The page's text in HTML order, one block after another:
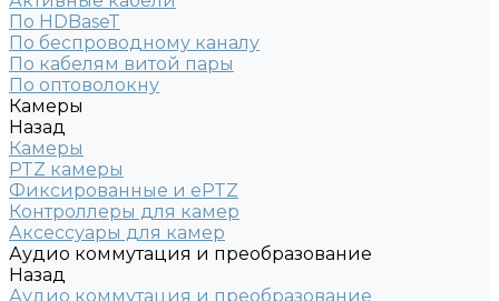
По HDBaseT
По беспроводному каналу
По кабелям витой пары
По оптоволокну
Камеры
Назад
Камеры
PTZ камеры
Фиксированные и ePTZ
Контроллеры для камер
Аксессуары для камер
Аудио коммутация и преобразование
Назад
Аудио коммутация и преобразование